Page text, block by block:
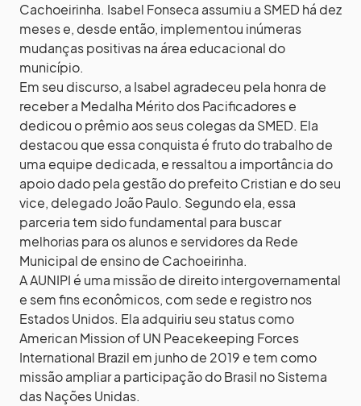
Cachoeirinha. Isabel Fonseca assumiu a SMED há dez
meses e, desde então, implementou inúmeras
mudanças positivas na área educacional do
município.
Em seu discurso, a Isabel agradeceu pela honra de
receber a Medalha Mérito dos Pacificadores e
dedicou o prêmio aos seus colegas da SMED. Ela
destacou que essa conquista é fruto do trabalho de
uma equipe dedicada, e ressaltou a importância do
apoio dado pela gestão do prefeito Cristian e do seu
vice, delegado João Paulo. Segundo ela, essa
parceria tem sido fundamental para buscar
melhorias para os alunos e servidores da Rede
Municipal de ensino de Cachoeirinha.
A AUNIPI é uma missão de direito intergovernamental
e sem fins econômicos, com sede e registro nos
Estados Unidos. Ela adquiriu seu status como
American Mission of UN Peacekeeping Forces
International Brazil em junho de 2019 e tem como
missão ampliar a participação do Brasil no Sistema
das Nações Unidas.